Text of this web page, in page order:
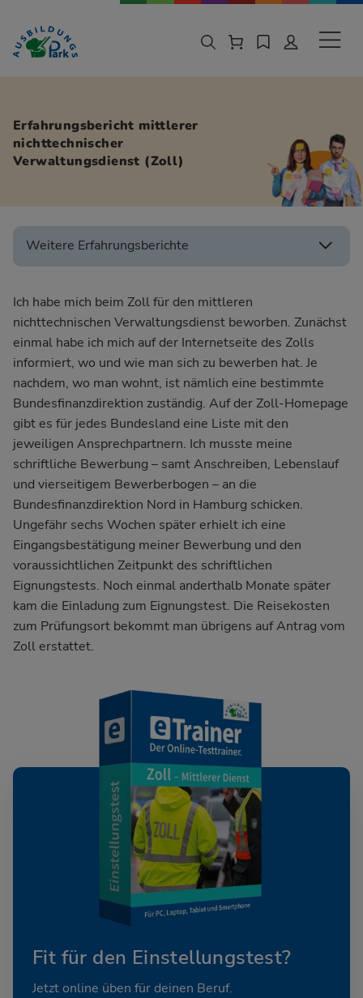
Zur Navigation springen
Zu den Hauptinhalten springen
Erfahrungsbericht mittlerer
nichttechnischer
Verwaltungsdienst (Zoll)
Ich habe mich beim Zoll für den mittleren
nichttechnischen Verwaltungsdienst beworben. Zunächst
einmal habe ich mich auf der Internetseite des Zolls
informiert, wo und wie man sich zu bewerben hat. Je
nachdem, wo man wohnt, ist nämlich eine bestimmte
Bundesfinanzdirektion zuständig. Auf der Zoll-Homepage
gibt es für jedes Bundesland eine Liste mit den
jeweiligen Ansprechpartnern. Ich musste meine
schriftliche Bewerbung – samt Anschreiben, Lebenslauf
und vierseitigem Bewerberbogen – an die
Bundesfinanzdirektion Nord in Hamburg schicken.
Ungefähr sechs Wochen später erhielt ich eine
Eingangsbestätigung meiner Bewerbung und den
voraussichtlichen Zeitpunkt des schriftlichen
Eignungstests. Noch einmal anderthalb Monate später
kam die Einladung zum Eignungstest. Die Reisekosten
zum Prüfungsort bekommt man übrigens auf Antrag vom
Zoll erstattet.
Fit für den Einstellungstest?
Jetzt online üben für deinen Beruf.
Weitere Erfahrungsberichte